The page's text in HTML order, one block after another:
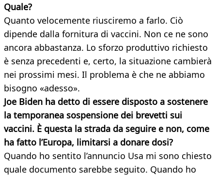
Quale?
Quanto velocemente riusciremo a farlo. Ciò
dipende dalla fornitura di vaccini. Non ce ne sono
ancora abbastanza. Lo sforzo produttivo richiesto
è senza precedenti e, certo, la situazione cambierà
nei prossimi mesi. Il problema è che ne abbiamo
bisogno «adesso».
Joe Biden ha detto di essere disposto a sostenere
la temporanea sospensione dei brevetti sui
vaccini. È questa la strada da seguire e non, come
ha fatto l’Europa, limitarsi a donare dosi?
Quando ho sentito l’annuncio Usa mi sono chiesto
quale documento sarebbe seguito. Quando ho